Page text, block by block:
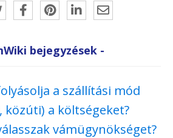
bejegyzések -
a szállítási mód
közúti) a költségeket?
vámügynökséget?